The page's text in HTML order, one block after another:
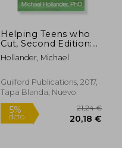
Helping Teens who
Cut, Second Edition:
Using Dbt® Skills to
end Self-Injury (en
Hollander, Michael
Guilford Publications, 2017,
Tapa Blanda, Nuevo